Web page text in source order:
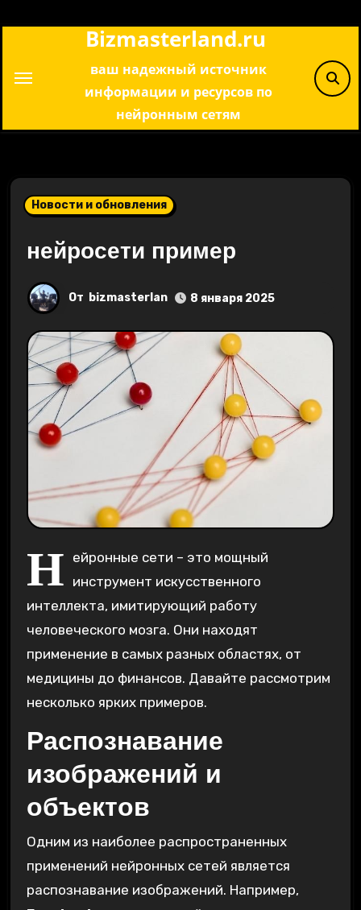
Bizmasterland.ru
ваш надежный источник
информации и ресурсов по
нейронным сетям
Новости и обновления
нейросети пример
От bizmasterlan 8 января 2025
Н ейронные сети – это мощный
инструмент искусственного
интеллекта‚ имитирующий работу
человеческого мозга. Они находят
применение в самых разных областях‚ от
медицины до финансов. Давайте рассмотрим
несколько ярких примеров.
Распознавание
изображений и
объектов
Одним из наиболее распространенных
применений нейронных сетей является
распознавание изображений. Например‚